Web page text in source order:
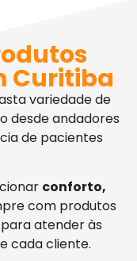
Curitiba
variedade de
desde andadores
de pacientes
conforto,
com produtos
atender às
cada cliente.